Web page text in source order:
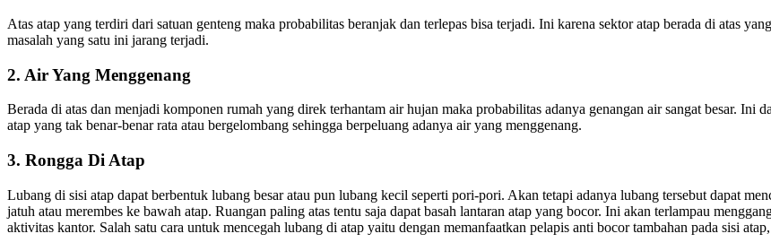
Atas atap yang terdiri dari satuan genteng maka probabilitas beranjak dan terlepas bisa terjadi. Ini karena sektor atap berada di atas
masalah yang satu ini jarang terjadi.
2. Air Yang Menggenang
Berada di atas dan menjadi komponen rumah yang direk terhantam air hujan maka probabilitas adanya genangan air sangat besar.
atap yang tak benar-benar rata atau bergelombang sehingga berpeluang adanya air yang menggenang.
3. Rongga Di Atap
Lubang di sisi atap dapat berbentuk lubang besar atau pun lubang kecil seperti pori-pori. Akan tetapi adanya lubang tersebut dapat
jatuh atau merembes ke bawah atap. Ruangan paling atas tentu saja dapat basah lantaran atap yang bocor. Ini akan terlampau
aktivitas kantor. Salah satu cara untuk mencegah lubang di atap yaitu dengan memanfaatkan pelapis anti bocor tambahan pada sisi